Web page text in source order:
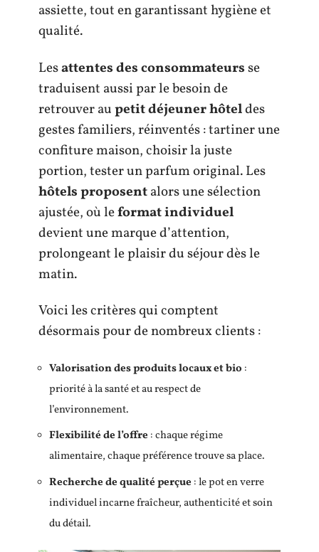
assiette, tout en garantissant hygiène et
qualité.
Lesattentes des consommateursse
traduisent aussi par le besoin de
retrouver aupetit déjeuner hôteldes
gestes familiers, réinventés : tartiner une
confiture maison, choisir la juste
portion, tester un parfum original. Les
hôtels proposentalors une sélection
ajustée, où leformat individuel
devient une marque d’attention,
prolongeant le plaisir du séjour dès le
matin.
Voici les critères qui comptent
désormais pour de nombreux clients :
Valorisation des produits locaux et bio :
priorité à la santé et au respect de
l’environnement.
Flexibilité de l’offre : chaque régime
alimentaire, chaque préférence trouve sa place.
Recherche de qualité perçue : le pot en verre
individuel incarne fraîcheur, authenticité et soin
du détail.